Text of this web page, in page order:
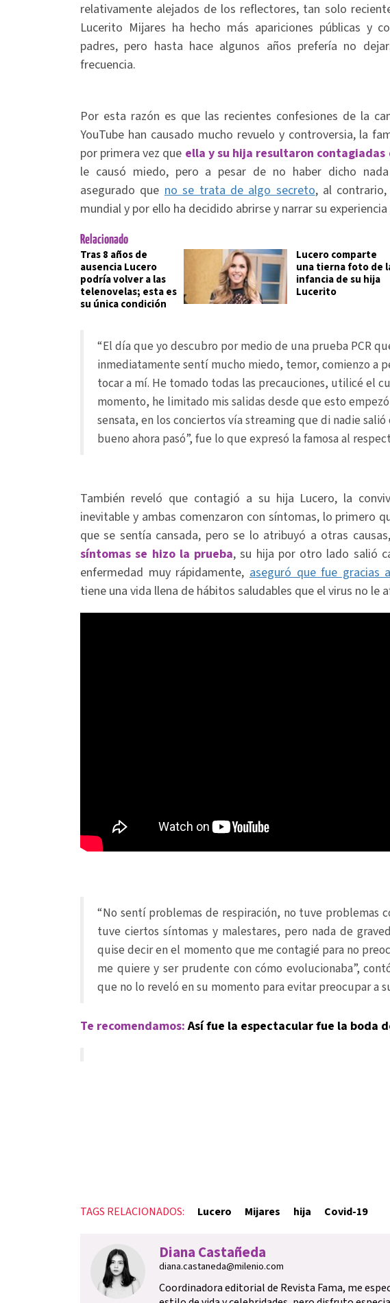
relativamente alejados de los reflectores, tan solo
Lucerito Mijares ha hecho más apariciones públicas y
padres, pero hasta hace algunos años prefería no
frecuencia.
Por esta razón es que las recientes confesiones de la
YouTube han causado mucho revuelo y controversia, la
por primera vez que ella y su hija resultaron contagiadas
le causó miedo, pero a pesar de no haber dicho
asegurado queno se trata de algo secreto, al
mundial y por ello ha decidido abrirse y narrar su
Relacionado
Tras 8 años de
ausencia Lucero
podría volver a las
telenovelas; esta es
su única condición
Lucero comparte
una tierna foto de
infancia de su hija
Lucerito
“El día que yo descubro por medio de una prueba PCR
inmediatamente sentí mucho miedo, temor, comienzo a
tocar a mí. He tomado todas las precauciones, utilicé el
momento, he limitado mis salidas desde que esto
sensata, en los conciertos vía streaming que di nadie
bueno ahora pasó”, fue lo que expresó la famosa al
También reveló que contagió a su hija Lucero, la
inevitable y ambas comenzaron con síntomas, lo primero
que se sentía cansada, pero se lo atribuyó a otras causas,
síntomas se hizo la prueba, su hija por otro lado salió
enfermedad muy rápidamente, aseguró que fue gracias
tiene una vida llena de hábitos saludables que el virus no le
“No sentí problemas de respiración, no tuve problemas
tuve ciertos síntomas y malestares, pero nada de
quise decir en el momento que me contagié para no
me quiere y ser prudente con cómo evolucionaba”,
que no lo reveló en su momento para evitar preocupar a
Te recomendamos: Así fue la espectacular fue la boda
TAGS RELACIONADOS: Lucero Mijares hija Covid-19
Diana Castañeda
diana.castaneda@milenio.com
Coordinadora editorial de Revista Fama, me